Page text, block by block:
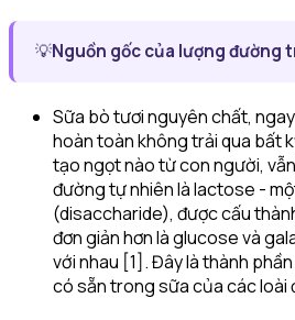
💡Nguồn gốc của lượng đường
Sữa bò tươi nguyên chất,
hoàn toàn không trải qua bất
tạo ngọt nào từ con người,
đường tự nhiên là lactose -
(disaccharide), được cấu
đơn giản hơn là glucose và
với nhau [1]. Đây là thành
có sẵn trong sữa của các loài